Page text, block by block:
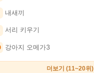
내새끼
서리 키우기
강아지 오메가3
더보기 (11~20위)